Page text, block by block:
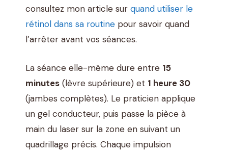
consultez mon article sur quand utiliser le
rétinol dans sa routine pour savoir quand
l’arrêter avant vos séances.
La séance elle-même dure entre 15
minutes (lèvre supérieure) et 1 heure 30
(jambes complètes). Le praticien applique
un gel conducteur, puis passe la pièce à
main du laser sur la zone en suivant un
quadrillage précis. Chaque impulsion